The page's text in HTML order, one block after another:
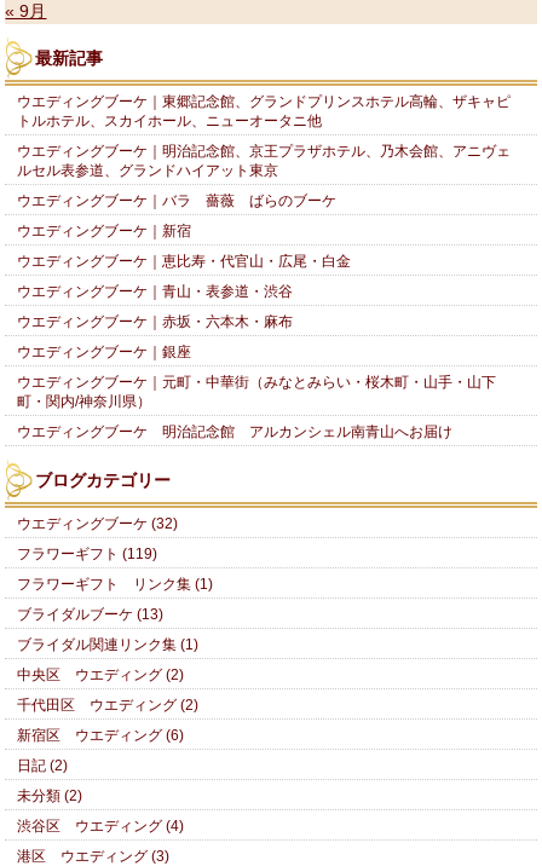
« 9月
最新記事
ウエディングブーケ｜東郷記念館、グランドプリンスホテル高輪、ザキャピ
トルホテル、スカイホール、ニューオータニ他
ウエディングブーケ｜明治記念館、京王プラザホテル、乃木会館、アニヴェ
ルセル表参道、グランドハイアット東京
ウエディングブーケ｜バラ 薔薇 ばらのブーケ
ウエディングブーケ｜新宿
ウエディングブーケ｜恵比寿・代官山・広尾・白金
ウエディングブーケ｜青山・表参道・渋谷
ウエディングブーケ｜赤坂・六本木・麻布
ウエディングブーケ｜銀座
ウエディングブーケ｜元町・中華街（みなとみらい・桜木町・山手・山下
町・関内/神奈川県）
ウエディングブーケ 明治記念館 アルカンシェル南青山へお届け
ブログカテゴリー
ウエディングブーケ (32)
フラワーギフト (119)
フラワーギフト リンク集 (1)
ブライダルブーケ (13)
ブライダル関連リンク集 (1)
中央区 ウエディング (2)
千代田区 ウエディング (2)
新宿区 ウエディング (6)
日記 (2)
未分類 (2)
渋谷区 ウエディング (4)
港区 ウエディング (3)